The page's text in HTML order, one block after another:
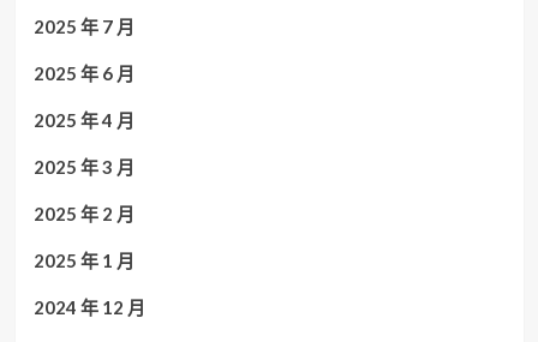
2025 年 7 月
2025 年 6 月
2025 年 4 月
2025 年 3 月
2025 年 2 月
2025 年 1 月
2024 年 12 月